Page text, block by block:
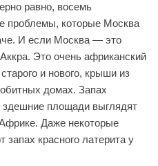
равно, восемь
проблемы, которые Москва
И если Москва — это
Это очень африканский
и нового, крыши из
домах. Запах
площади выглядят
Даже некоторые
красного латерита у